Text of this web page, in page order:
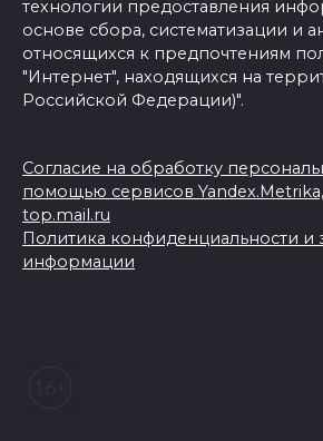
технологии предоставления
основе сбора, систематизации и
относящихся к предпочтениям
"Интернет", находящихся на
Российской Федерации)".
Согласие на обработку
помощью сервисов
top.mail.ru
Политика конфиденциальности и
информации